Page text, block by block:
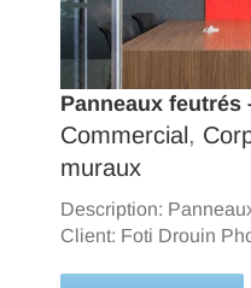
Panneaux feutrés
Commercial,
muraux
Description:
Client: Foti Drouin